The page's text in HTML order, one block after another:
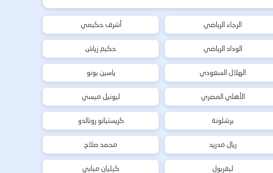
الرجاء الرياضي
الوداد الرياضي
الهلال السعودي
الأهلي المصري
برشلونة
ريال مدريد
ليفربول
أشرف حكيمي
حكيم زياش
ياسين بونو
ليونيل ميسي
كريستيانو رونالدو
محمد صلاح
كيليان مبابي